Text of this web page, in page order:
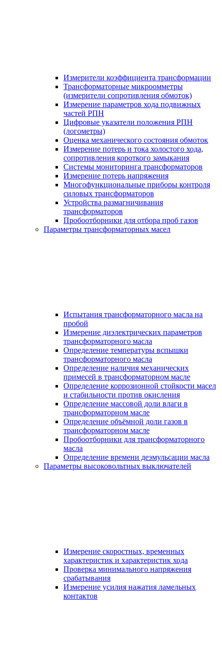
Измерители коэффициента трансформации
Трансформаторные микроомметры
(измерители сопротивления обмоток)
Измерение параметров хода подвижных
частей РПН
Цифровые указатели положения РПН
(логометры)
Оценка механического состояния обмоток
Измерение потерь и тока холостого хода,
сопротивления короткого замыкания
Системы мониторинга трансформаторов
Измерение потерь напряжения
Многофункциональные приборы контроля
силовых трансформаторов
Устройства размагничивания
трансформаторов
Пробоотборники для отбора проб газов
Параметры трансформаторных масел
Испытания трансформаторного масла на
пробой
Измерение диэлектрических параметров
трансформаторного масла
Определение температуры вспышки
трансформаторного масла
Определение наличия механических
примесей в трансформаторном масле
Определение коррозионной стойкости масел
и стабильности против окисления
Определение массовой доли влаги в
трансформаторном масле
Определение объёмной доли газов в
трансформаторном масле
Пробоотборники для трансформаторного
масла
Определение времени деэмульсации масла
Параметры высоковольтных выключателей
Измерение скоростных, временных
характеристик и характеристик хода
Проверка минимального напряжения
срабатывания
Измерение усилия нажатия ламельных
контактов